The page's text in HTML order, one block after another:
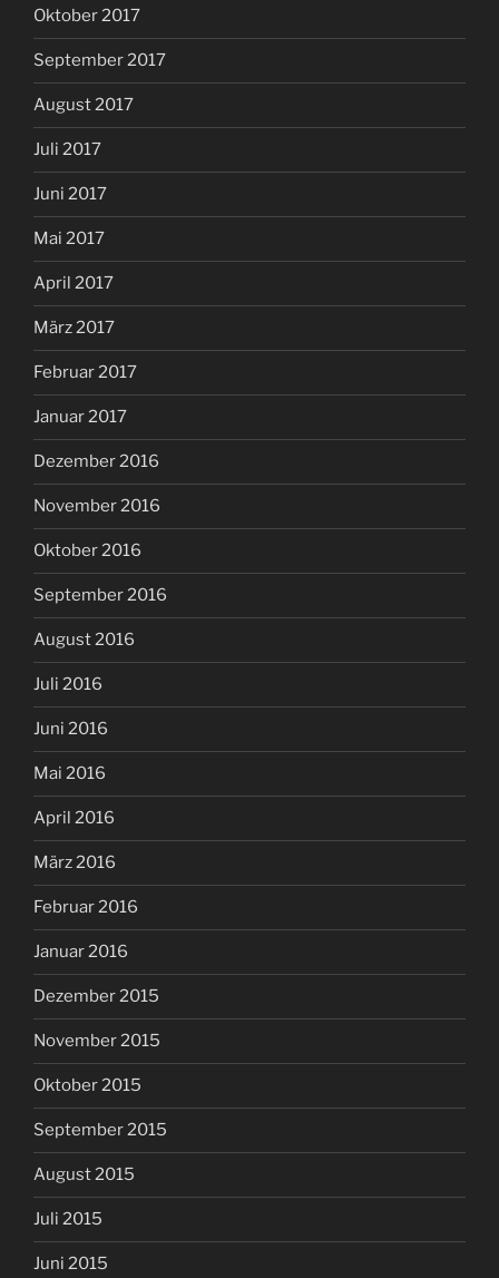
Oktober 2017
September 2017
August 2017
Juli 2017
Juni 2017
Mai 2017
April 2017
März 2017
Februar 2017
Januar 2017
Dezember 2016
November 2016
Oktober 2016
September 2016
August 2016
Juli 2016
Juni 2016
Mai 2016
April 2016
März 2016
Februar 2016
Januar 2016
Dezember 2015
November 2015
Oktober 2015
September 2015
August 2015
Juli 2015
Juni 2015